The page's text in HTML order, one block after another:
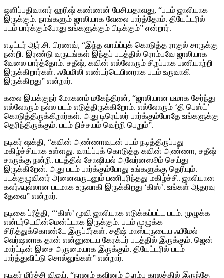
ஒளிப்பதிவாளர் ஹரிஷ் கண்ணன் பேசியதாவது, “படம் ஜாலியாக
இருக்கும். நாங்களும் ஜாலியாக வேலை பார்த்தோம். தியேட்டரில்
படம் பார்க்கும்போது உங்களுக்கும் பிடிக்கும்” என்றார்.
எடிட்டர் ஆர்.சி. பிரணவ், “இந்த வாய்ப்புக் கொடுத்த ராகுல் சாருக்கு
நன்றி. இரண்டு வருடங்கள் இந்தப் படத்தில் ரொம்பவே ஜாலியாக
வேலை பார்த்தோம். சதீஷ், கவின் எல்லோரும் சிறப்பாக பணியாற்றி
இருக்கிறார்கள். ஃபேமிலி எண்டர்டெயினராக படம் உருவாகி
இருக்கிறது” என்றார்.
கலை இயக்குநர் மோகனம் மகேந்திரன், “ஜாலியான டீமாக சேர்ந்து
எல்லோரும் நல்ல படம் எடுத்திருக்கிறோம். எல்லோரும் ‘தி பெஸ்ட்’
கொடுத்திருக்கிறார்கள். அது டிரெய்லர் பார்க்கும்போதே உங்களுக்கு
தெரிந்திருக்கும். படம் நிச்சயம் வெற்றி பெறும்”.
நடிகர் ஷக்தி, “கவின் அண்ணாவுடன் படம் நடித்திருப்பது
மகிழ்ச்சியாக உள்ளது. வாய்ப்புக் கொடுத்த கவின் அண்ணா, சதீஷ்
சாருக்கு நன்றி. படத்தில் சோஷியல் அவேர்னஸூம் செய்து
இருக்கிறேன். அது படம் பார்க்கும்போது உங்களுக்கு தெரியும்.
படக்குழுவினர் அனைவருடனும் பணிபுரிந்தது மகிழ்ச்சி. ஜாலியான
கலர்ஃபுல்லான படமாக உருவாகி இருக்கிறது ‘கிஸ்’. உங்கள் ஆதரவு
தேவை” என்றார்.
நடிகை ப்ரீத்தி, “‘கிஸ்’ மூவி ஜாலியாக எடுக்கப்பட்ட படம். முழுக்க
என்டர்டெயின்மென்ட்டாக இருக்கும். படம் முழுக்க
சிரித்துக்கொண்டே இருப்பீர்கள். சதீஷ் மாஸ்டருடைய ஃபீமேல்
வெர்ஷனாக தான் என்னுடைய கேரக்டர் படத்தில் இருக்கும். ஜென்
மார்ட்டின் இசை அருமையாக இருக்கும். தியேட்டரில் படம்
பார்த்துவிட்டு சொல்லுங்கள்” என்றார்.
நடிகர் மிர்ச்சி விஜய், “நானும் கவினும் ஆரம்ப காலத்தில் இருந்தே